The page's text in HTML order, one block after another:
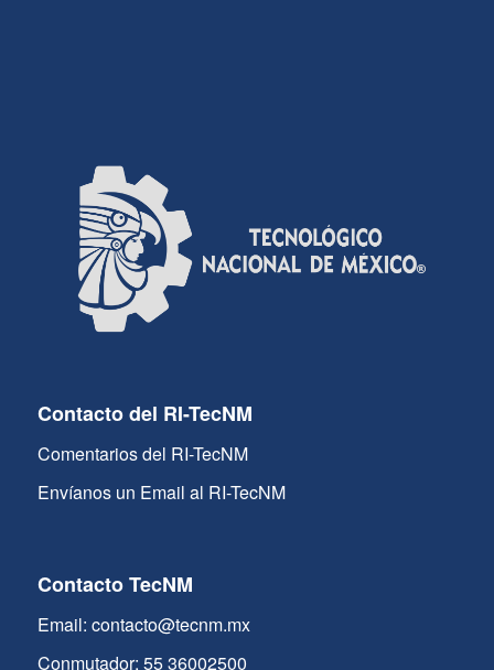
Contacto del RI-TecNM
Comentarios del RI-TecNM
Envíanos un Email al RI-TecNM
Contacto TecNM
Email: contacto@tecnm.mx
Conmutador: 55 36002500